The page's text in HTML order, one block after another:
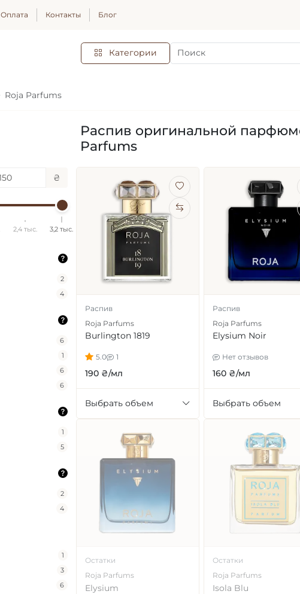
Оплата Контакты Блог
Категории
Roja Parfums
₴
2,4 тыс. 3,2 тыс.
2
4
6
1
6
6
1
5
2
4
1
3
6
Распив оригинальной
Parfums
Распив
Roja Parfums
Burlington 1819
5.0 1
190 ₴/мл
Выбрать объем
Распив
Roja Parfums
Elysium Noir
Нет отзывов
160 ₴/мл
Выбрать объем
Остатки
Roja Parfums
Elysium
Остатки
Roja Parfums
Isola Blu